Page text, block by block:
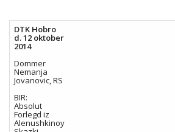
DTK Hobro
d. 12 oktober
2014
Dommer
Nemanja
Jovanovic, RS
BIR:
Absolut
Forlegd iz
Alenushkinoy